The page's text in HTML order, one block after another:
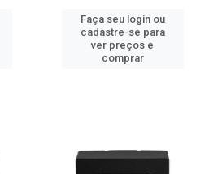
Faça seu login ou
cadastre-se para
ver preços e
comprar